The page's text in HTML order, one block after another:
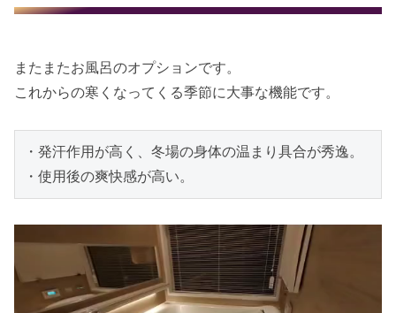
またまたお風呂のオプションです。
これからの寒くなってくる季節に大事な機能です。
・発汗作用が高く、冬場の身体の温まり具合が秀逸。
・使用後の爽快感が高い。